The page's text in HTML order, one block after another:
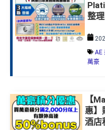
整理
AE
萬豪
【
惠
酒店